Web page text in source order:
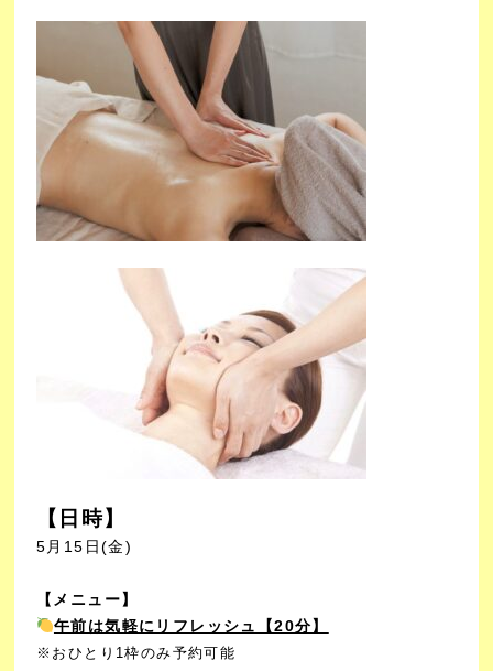
【日時】
5月15日(金)
【メニュー】
午前は気軽にリフレッシュ【20分】
※おひとり1枠のみ予約可能